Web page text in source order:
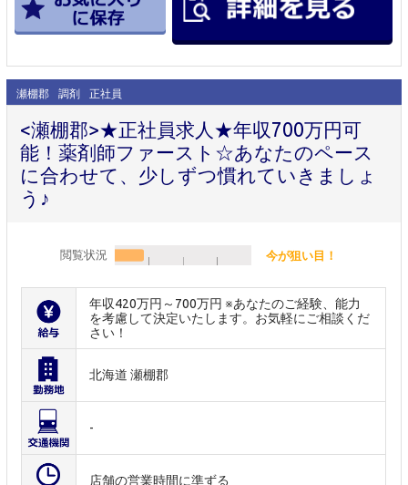
瀬棚郡 調剤 正社員
<瀬棚郡>★正社員求人★年収700万円可
能！薬剤師ファースト☆あなたのペース
に合わせて、少しずつ慣れていきましょ
う♪
閲覧状況 今が狙い目！
年収420万円～700万円 ※あなたのご経験、能力
を考慮して決定いたします。お気軽にご相談くだ
さい！
北海道 瀬棚郡
-
店舗の営業時間に準ずる